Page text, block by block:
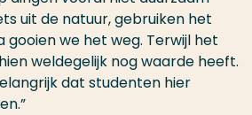
uit de natuur, gebruiken het
gooien we het weg. Terwijl het
weldegelijk nog waarde heeft.
dat studenten hier